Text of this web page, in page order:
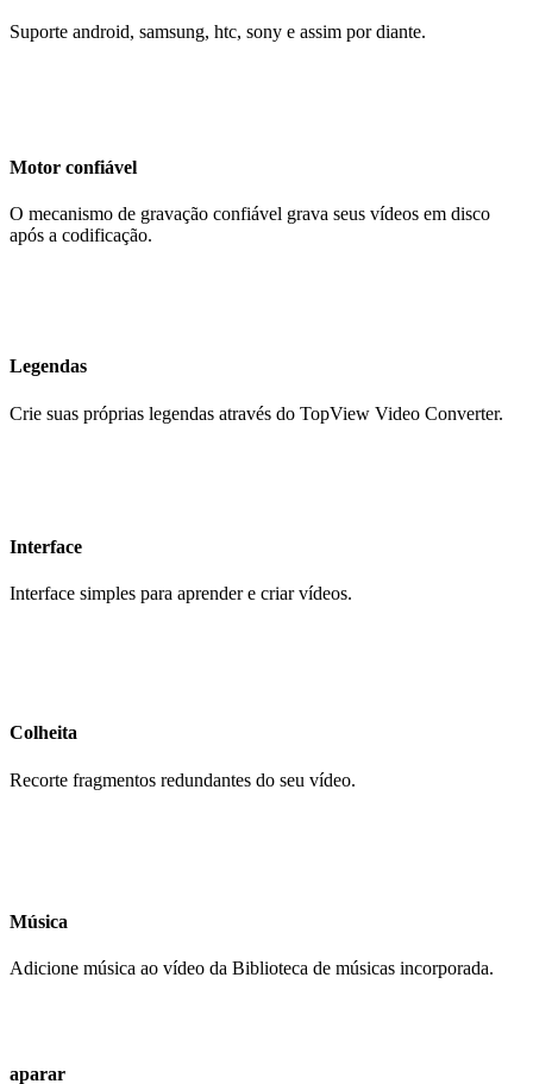
Suporte android, samsung, htc, sony e assim por diante.
Motor confiável
O mecanismo de gravação confiável grava seus vídeos em disco
após a codificação.
Legendas
Crie suas próprias legendas através do TopView Video Converter.
Interface
Interface simples para aprender e criar vídeos.
Colheita
Recorte fragmentos redundantes do seu vídeo.
Música
Adicione música ao vídeo da Biblioteca de músicas incorporada.
aparar